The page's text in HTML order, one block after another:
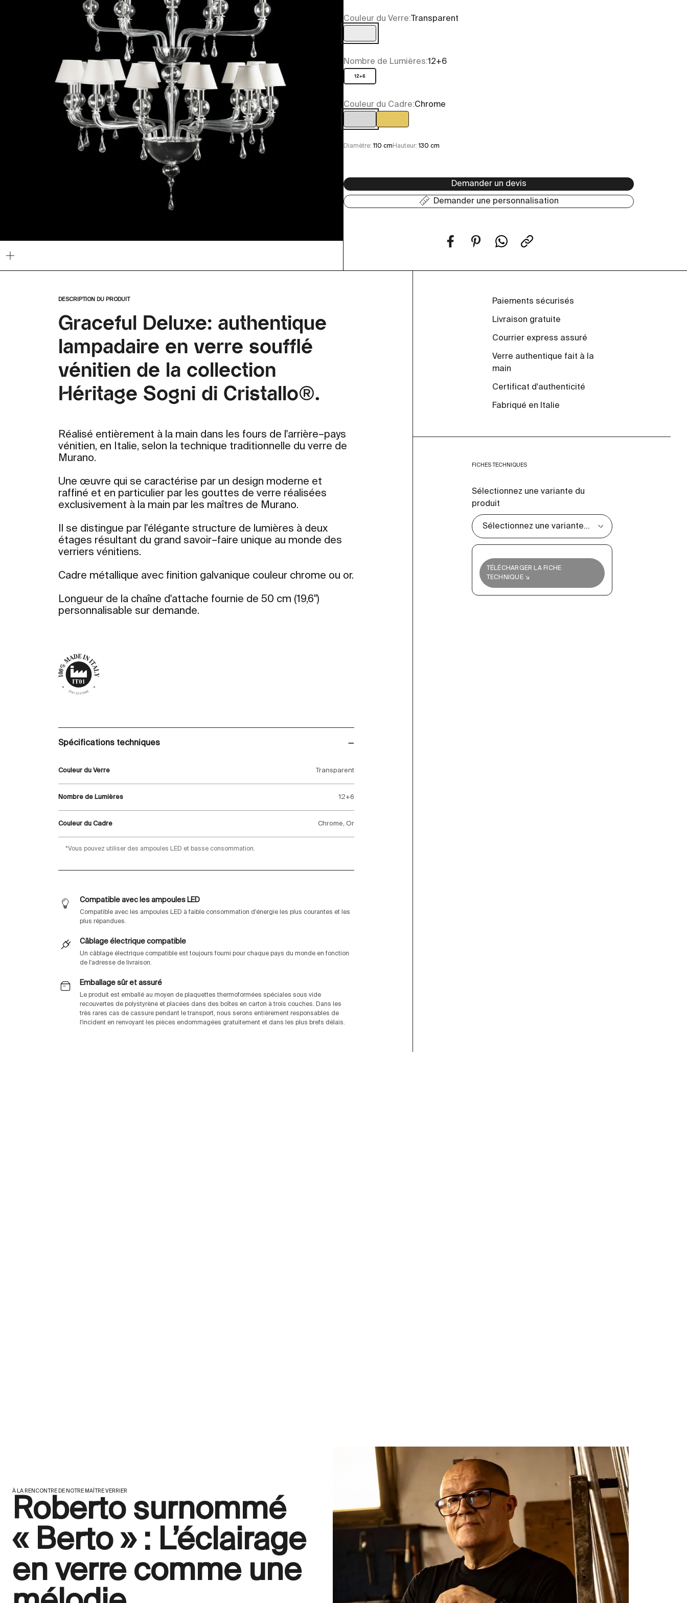
Couleur du Verre: Transparent
Transparent
Nombre de Lumières:12+6
12+6
Couleur du Cadre:Chrome
Chrome
Diamètre: 110 cm Hauteur: 130 cm
Demander un devis
Demander une personnalisation
DESCRIPTION DU PRODUIT
Graceful Deluxe: authentique
lampadaire en verre soufflé
vénitien de la collection
Héritage Sogni di Cristallo®.
Réalisé entièrement à la main dans les fours de l'arrière–pays
vénitien, en Italie, selon la technique traditionnelle du verre de
Murano.
Une œuvre qui se caractérise par un design moderne et
raffiné et en particulier par les gouttes de verre réalisées
exclusivement à la main par les maîtres de Murano.
Il se distingue par l'élégante structure de lumières à deux
étages résultant du grand savoir–faire unique au monde des
verriers vénitiens.
Cadre métallique avec finition galvanique couleur chrome ou or.
Longueur de la chaîne d'attache fournie de 50 cm (19,6")
personnalisable sur demande.
Spécifications techniques
Couleur du Verre Transparent
Nombre de Lumières 12+6
Couleur du Cadre Chrome, Or
*Vous pouvez utiliser des ampoules LED et basse consommation.
Compatible avec les ampoules LED
Compatible avec les ampoules LED à faible consommation d'énergie les plus courantes et les
plus répandues.
Câblage électrique compatible
Un câblage électrique compatible est toujours fourni pour chaque pays du monde en fonction
de l'adresse de livraison.
Emballage sûr et assuré
Le produit est emballé au moyen de plaquettes thermoformées spéciales sous vide
recouvertes de polystyrène et placées dans des boîtes en carton à trois couches. Dans les
très rares cas de cassure pendant le transport, nous serons entièrement responsables de
l'incident en renvoyant les pièces endommagées gratuitement et dans les plus brefs délais.
Paiements sécurisés
Livraison gratuite
Courrier express assuré
Verre authentique fait à la
main
Certificat d'authenticité
Fabriqué en Italie
FICHES TECHNIQUES
Sélectionnez une variante du
produit
TÉLÉCHARGER LA FICHE
TECHNIQUE ↘
À LA RENCONTRE DE NOTRE MAÎTRE VERRIER
Roberto surnommé
« Berto » : L’éclairage
en verre comme une